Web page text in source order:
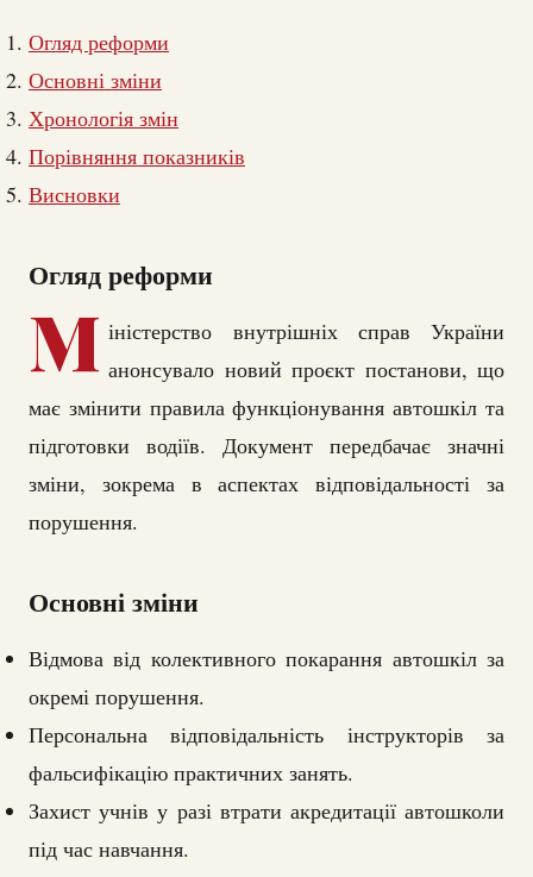
Огляд реформи
Основні зміни
Хронологія змін
Порівняння показників
Висновки
Огляд реформи
М іністерство внутрішніх справ України
анонсувало новий проєкт постанови, що
має змінити правила функціонування автошкіл та
підготовки водіїв. Документ передбачає значні
зміни, зокрема в аспектах відповідальності за
порушення.
Основні зміни
Відмова від колективного покарання автошкіл за
окремі порушення.
Персональна відповідальність інструкторів за
фальсифікацію практичних занять.
Захист учнів у разі втрати акредитації автошколи
під час навчання.